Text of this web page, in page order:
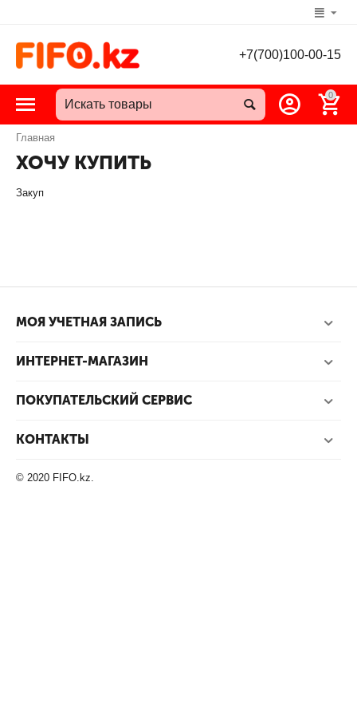
+7(700)100-00-15
0
Главная
ХОЧУ КУПИТЬ
Закуп
МОЯ УЧЕТНАЯ ЗАПИСЬ
ИНТЕРНЕТ-МАГАЗИН
ПОКУПАТЕЛЬСКИЙ СЕРВИС
КОНТАКТЫ
© 2020 FIFO.kz.